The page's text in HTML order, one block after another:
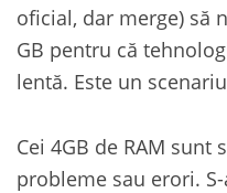
oficial, dar merge) să
GB pentru că
lentă. Este un
Cei 4GB de RAM
probleme sau erori.